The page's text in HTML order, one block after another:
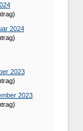
2024
2023
2023